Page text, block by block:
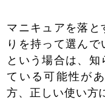
マニキュアを落と
りを持って選ん
という場合は、
ている可能性が
方、正しい使い方